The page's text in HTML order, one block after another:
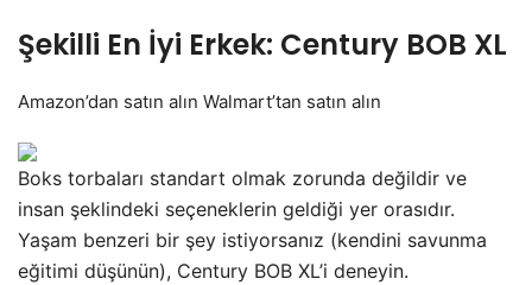
Şekilli En İyi Erkek: Century BOB XL
Amazon’dan satın alın Walmart’tan satın alın
Boks torbaları standart olmak zorunda değildir ve
insan şeklindeki seçeneklerin geldiği yer orasıdır.
Yaşam benzeri bir şey istiyorsanız (kendini savunma
eğitimi düşünün), Century BOB XL’i deneyin.